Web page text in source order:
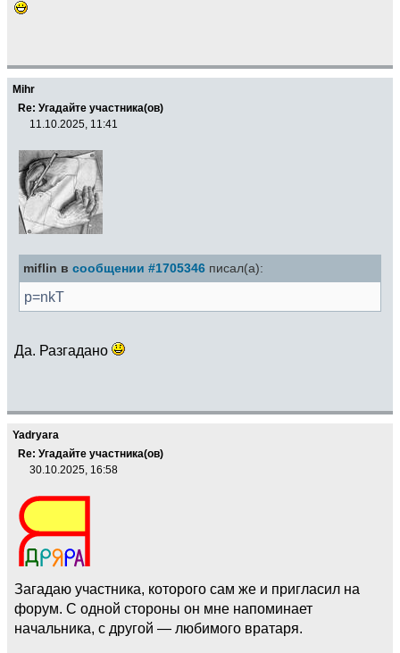
Mihr
Re: Угадайте участника(ов)
11.10.2025, 11:41
miflin в сообщении #1705346 писал(а):
p=nkT
Да. Разгадано
Yadryara
Re: Угадайте участника(ов)
30.10.2025, 16:58
Загадаю участника, которого сам же и пригласил на
форум. С одной стороны он мне напоминает
начальника, с другой — любимого вратаря.